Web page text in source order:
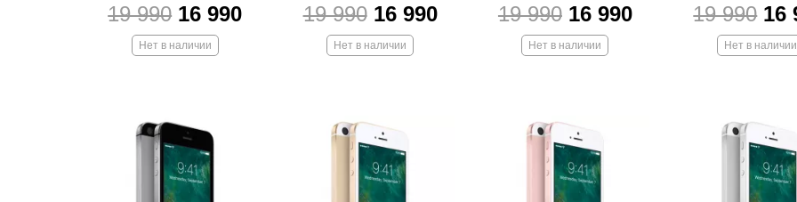
19 990 16 990
Нет в наличии
19 990 16 990
Нет в наличии
19 990 16 990
Нет в наличии
19 990 16
Нет в наличии